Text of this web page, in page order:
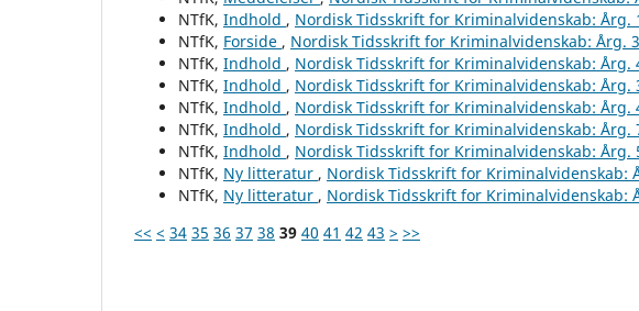
NTfK, Indhold , Nordisk Tidsskrift for Kriminalvidenskab: Årg.
NTfK, Forside , Nordisk Tidsskrift for Kriminalvidenskab: Årg.
NTfK, Indhold , Nordisk Tidsskrift for Kriminalvidenskab: Årg.
NTfK, Indhold , Nordisk Tidsskrift for Kriminalvidenskab: Årg.
NTfK, Indhold , Nordisk Tidsskrift for Kriminalvidenskab: Årg.
NTfK, Indhold , Nordisk Tidsskrift for Kriminalvidenskab: Årg.
NTfK, Indhold , Nordisk Tidsskrift for Kriminalvidenskab: Årg.
NTfK, Ny litteratur , Nordisk Tidsskrift for Kriminalvidenskab:
NTfK, Ny litteratur , Nordisk Tidsskrift for Kriminalvidenskab:
<< < 34 35 36 37 38 39 40 41 42 43 > >>